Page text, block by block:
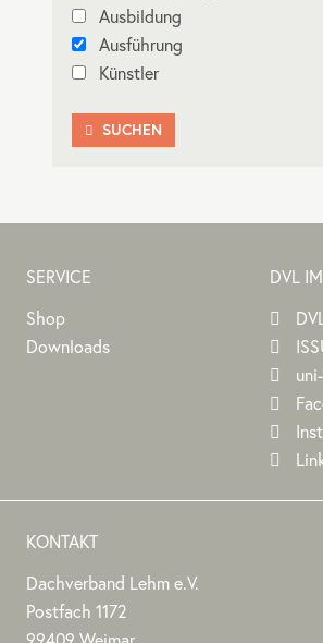
Ausbildung
Ausführung
Künstler
 SUCHEN
SERVICE
Shop
Downloads
DVL
KONTAKT
Dachverband Lehm e.V.
Stephan
Jörchel
Stephan
Jörchel
Dachverband
Lehm
Postfach 1172
DACHVERBAND
LEHM